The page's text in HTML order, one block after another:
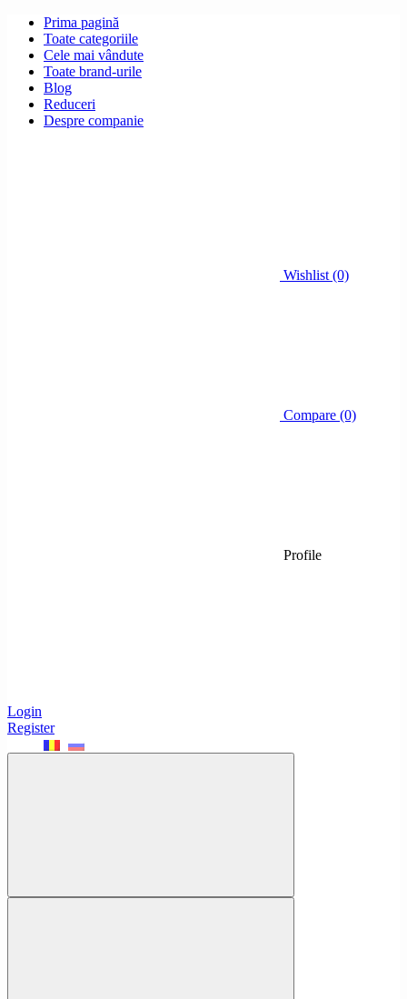
Prima pagină
Toate categoriile
Cele mai vândute
Toate brand-urile
Blog
Reduceri
Despre companie
Wishlist (0)
Compare (0)
Profile
Login
Register